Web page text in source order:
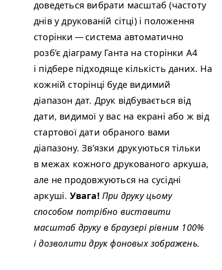
доведеться вибрати масштаб (частоту
днів у друкованій сітці) і положення
сторінки — система автоматично
розб’є діаграму Ганта на сторінки А4
і підбере підходяще кількість даних. На
кожній сторінці буде видимий
діапазон дат. Друк відбувається від
дати, видимої у вас на екрані або ж від
стартової дати обраного вами
діапазону. Зв’язки друкуються тільки
в межах кожного друкованого аркуша,
але не продовжуються на сусідні
аркуші. Увага! При друку цьому
способом потрібно виставити
масштаб друку в браузері рівним 100%
і дозволити друк фоновых зображень.